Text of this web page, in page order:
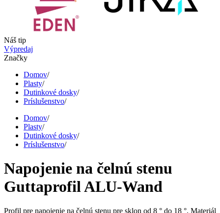
Náš tip
Výpredaj
Značky
Domov/
Plasty/
Dutinkové dosky/
Príslušenstvo/
Domov/
Plasty/
Dutinkové dosky/
Príslušenstvo/
Napojenie na čelnú stenu
Guttaprofil ALU-Wand
Profil pre napojenie na čelnú stenu pre sklon od 8 ° do 18 °. Materiál